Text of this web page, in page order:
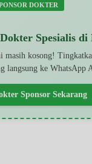
DOKTER
Spesialis di
masih kosong!
langsung ke WhatsApp
Sponsor Sekarang